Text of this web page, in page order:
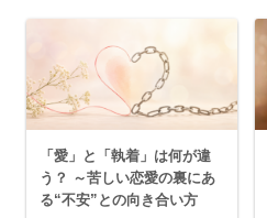
「愛」と「執着」は何が違
う？ ～苦しい恋愛の裏にあ
る“不安”との向き合い方